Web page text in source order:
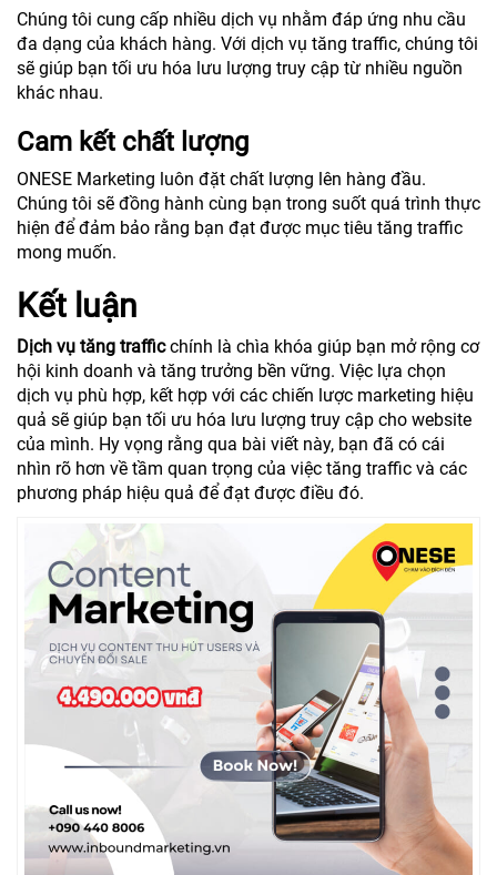
Chúng tôi cung cấp nhiều dịch vụ nhằm đáp ứng nhu cầu
đa dạng của khách hàng. Với dịch vụ tăng traffic, chúng tôi
sẽ giúp bạn tối ưu hóa lưu lượng truy cập từ nhiều nguồn
khác nhau.
Cam kết chất lượng
ONESE Marketing luôn đặt chất lượng lên hàng đầu.
Chúng tôi sẽ đồng hành cùng bạn trong suốt quá trình thực
hiện để đảm bảo rằng bạn đạt được mục tiêu tăng traffic
mong muốn.
Kết luận
Dịch vụ tăng trafficchính là chìa khóa giúp bạn mở rộng cơ
hội kinh doanh và tăng trưởng bền vững. Việc lựa chọn
dịch vụ phù hợp, kết hợp với các chiến lược marketing hiệu
quả sẽ giúp bạn tối ưu hóa lưu lượng truy cập cho website
của mình. Hy vọng rằng qua bài viết này, bạn đã có cái
nhìn rõ hơn về tầm quan trọng của việc tăng traffic và các
phương pháp hiệu quả để đạt được điều đó.